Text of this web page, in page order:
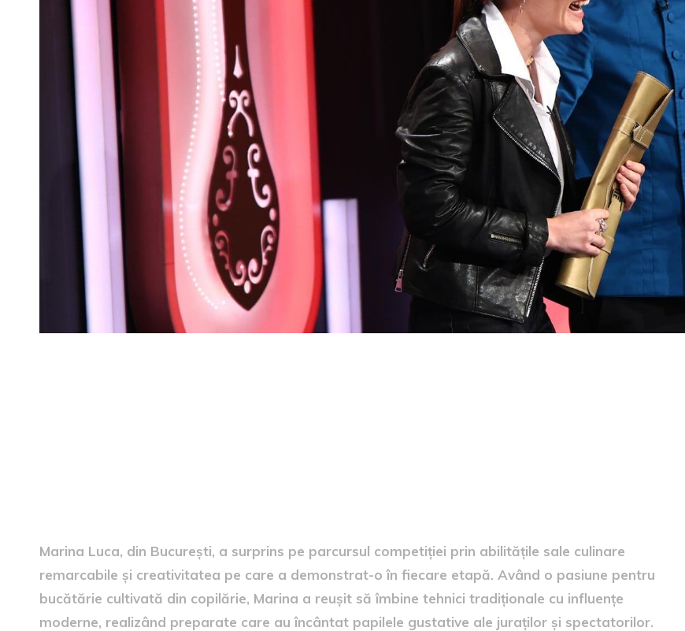
Marina Luca, din București, a surprins pe parcursul competiției prin abilitățile sale culinare
remarcabile și creativitatea pe care a demonstrat-o în fiecare etapă. Având o pasiune pentru
bucătărie cultivată din copilărie, Marina a reușit să îmbine tehnici tradiționale cu influențe
moderne, realizând preparate care au încântat papilele gustative ale juraților și spectatorilor.